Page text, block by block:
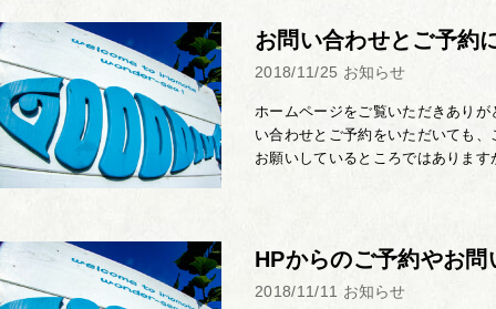
お問い合わせとご予約
2018/11/25 お知らせ
ホームページをご覧いただきあり
い合わせとご予約をいただいても
お願いしているところではありま
HPからのご予約やお
2018/11/11 お知らせ